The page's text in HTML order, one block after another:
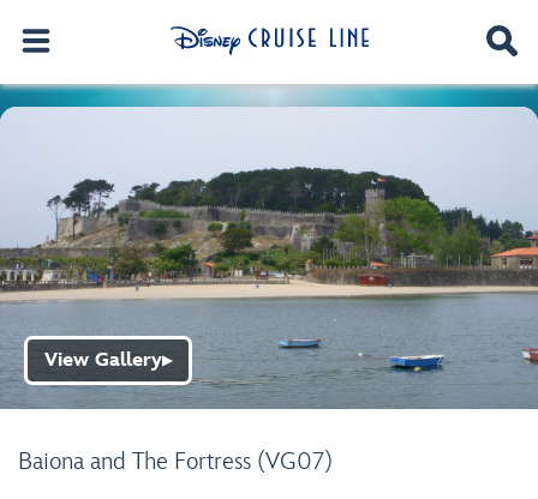
Baiona and The Fortress (VG07)
View Gallery▶